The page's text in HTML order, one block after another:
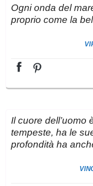
Ogni onda del
proprio come la
Il cuore dell’uomo
tempeste, ha le
profondità ha